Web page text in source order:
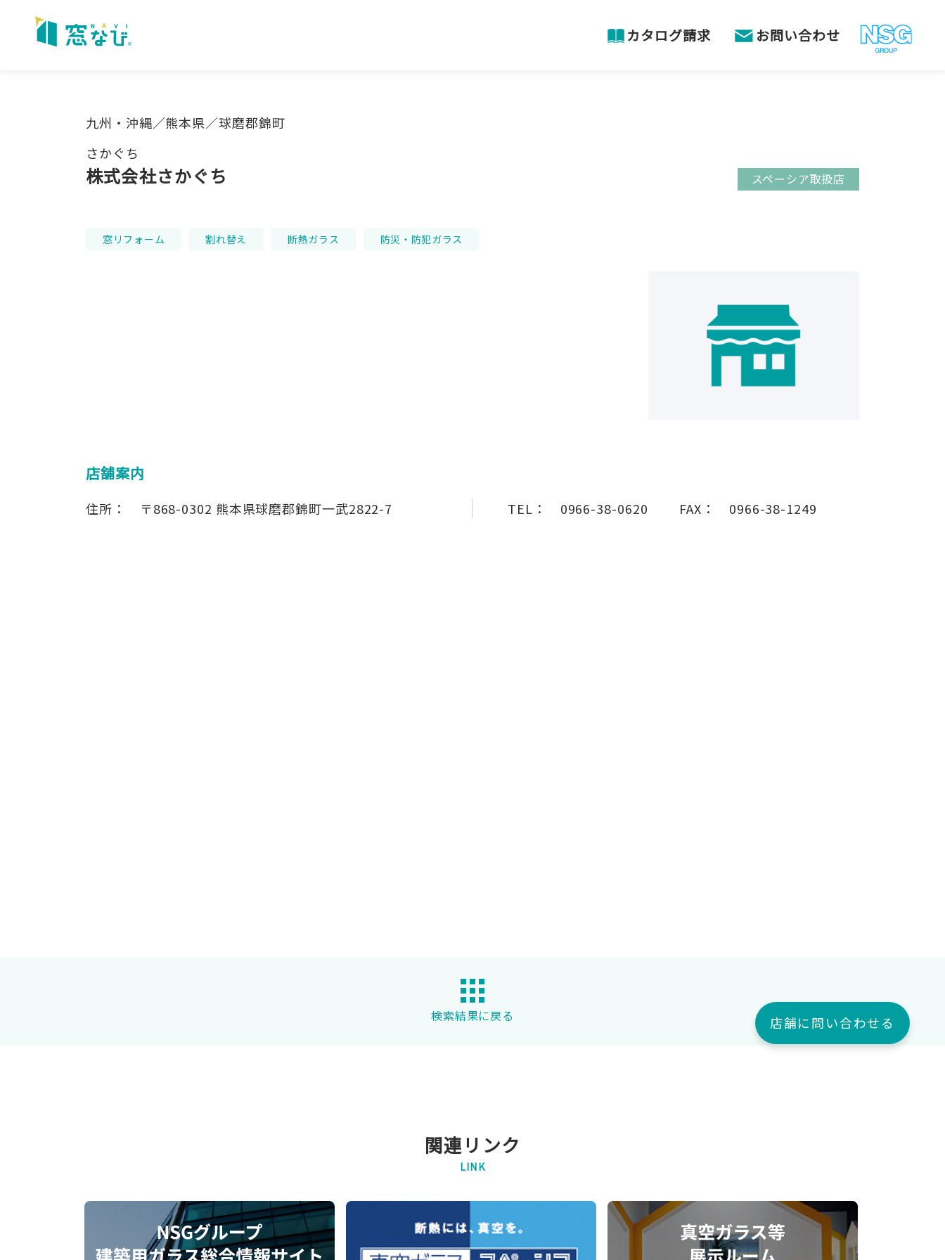
content
カタログ請求 お問い合わせ
九州・沖縄／熊本県／球磨郡錦町
さかぐち
株式会社さかぐち スペーシア取扱店
窓リフォーム 割れ替え 断熱ガラス 防災・防犯ガラス
店舗案内
住所： 〒868-0302 熊本県球磨郡錦町一武2822-7 TEL： 0966-38-0620 FAX： 0966-38-1249
検索結果に戻る
関連リンク
LINK
店舗に問い合わせる